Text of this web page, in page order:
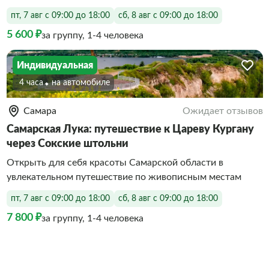
пт, 7 авг с 09:00 до 18:00 сб, 8 авг с 09:00 до 18:00
5 600 ₽за группу, 1-4 человека
Индивидуальная
4 часа На автомобиле
Самара Ожидает отзывов
Самарская Лука: путешествие к Цареву Кургану
через Сокские штольни
Открыть для себя красоты Самарской области в
увлекательном путешествие по живописным местам
пт, 7 авг с 09:00 до 18:00 сб, 8 авг с 09:00 до 18:00
7 800 ₽за группу, 1-4 человека